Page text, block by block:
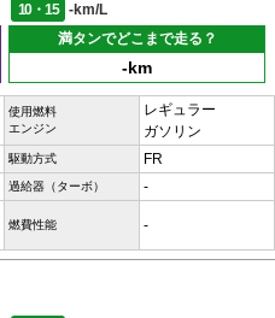
10・15
-km/L
満タンでどこまで走る？
-km
使用燃料
エンジン
レギュラー
ガソリン
駆動方式 FR
過給器（ターボ） -
燃費性能 -